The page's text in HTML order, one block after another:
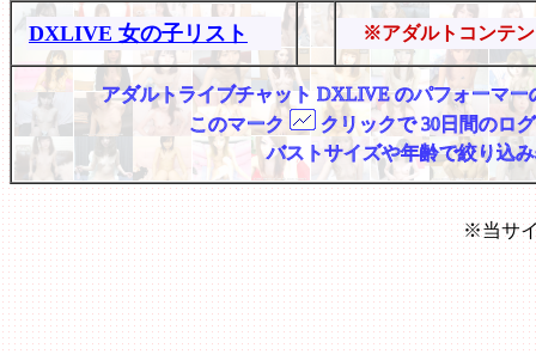
DXLIVE 女の子リスト ※アダルトコンテ
アダルトライブチャット DXLIVE のパフォーマ
このマーク
クリックで 30日間のロ
バストサイズや年齢で絞り込
※当サ